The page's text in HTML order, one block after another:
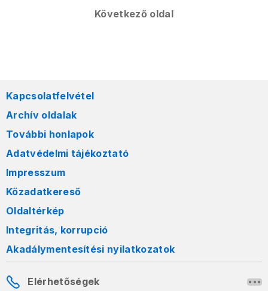
Következő oldal
Kapcsolatfelvétel
Archív oldalak
További honlapok
Adatvédelmi tájékoztató
Impresszum
Közadatkereső
Oldaltérkép
Integritás, korrupció
Akadálymentesítési nyilatkozatok
Elérhetőségek